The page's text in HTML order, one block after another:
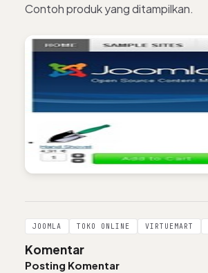
Contoh produk yang ditampilkan.
JOOMLA TOKO ONLINE VIRTUEMART
Komentar
Posting Komentar